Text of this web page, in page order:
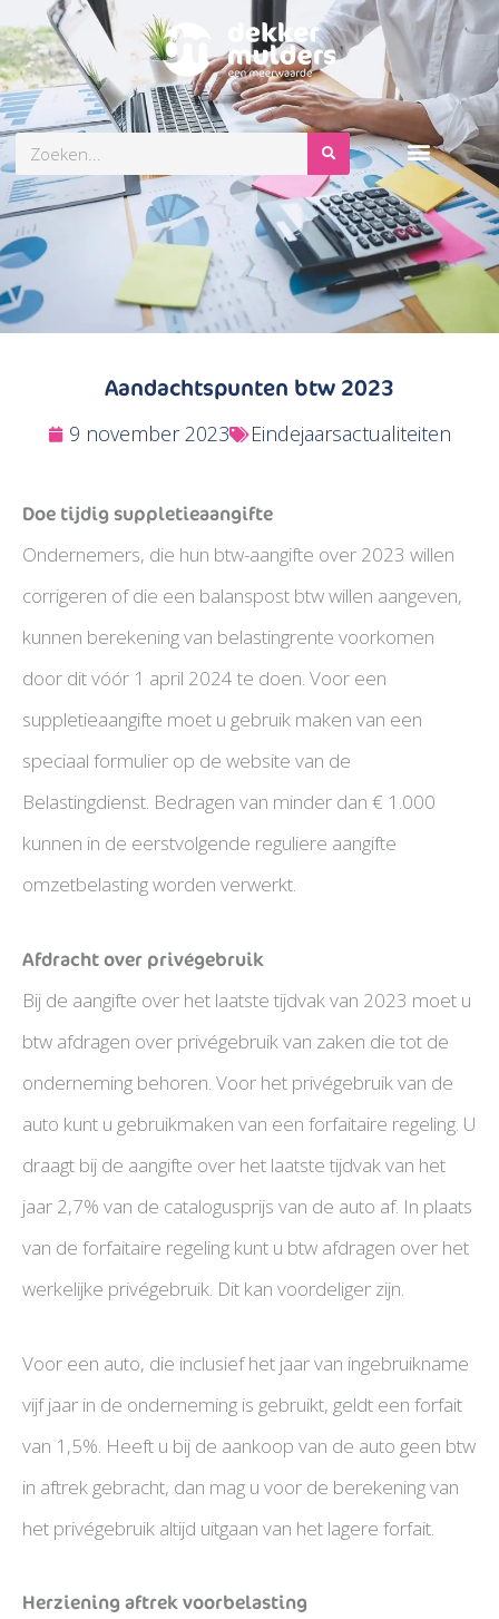
Zoeken
Aandachtspunten btw 2023
9 november 2023 Eindejaarsactualiteiten
Doe tijdig suppletieaangifte
Ondernemers, die hun btw-aangifte over 2023 willen
corrigeren of die een balanspost btw willen aangeven,
kunnen berekening van belastingrente voorkomen
door dit vóór 1 april 2024 te doen. Voor een
suppletieaangifte moet u gebruik maken van een
speciaal formulier op de website van de
Belastingdienst. Bedragen van minder dan € 1.000
kunnen in de eerstvolgende reguliere aangifte
omzetbelasting worden verwerkt.
Afdracht over privégebruik
Bij de aangifte over het laatste tijdvak van 2023 moet u
btw afdragen over privégebruik van zaken die tot de
onderneming behoren. Voor het privégebruik van de
auto kunt u gebruikmaken van een forfaitaire regeling. U
draagt bij de aangifte over het laatste tijdvak van het
jaar 2,7% van de catalogusprijs van de auto af. In plaats
van de forfaitaire regeling kunt u btw afdragen over het
werkelijke privégebruik. Dit kan voordeliger zijn.
Voor een auto, die inclusief het jaar van ingebruikname
vijf jaar in de onderneming is gebruikt, geldt een forfait
van 1,5%. Heeft u bij de aankoop van de auto geen btw
in aftrek gebracht, dan mag u voor de berekening van
het privégebruik altijd uitgaan van het lagere forfait.
Herziening aftrek voorbelasting